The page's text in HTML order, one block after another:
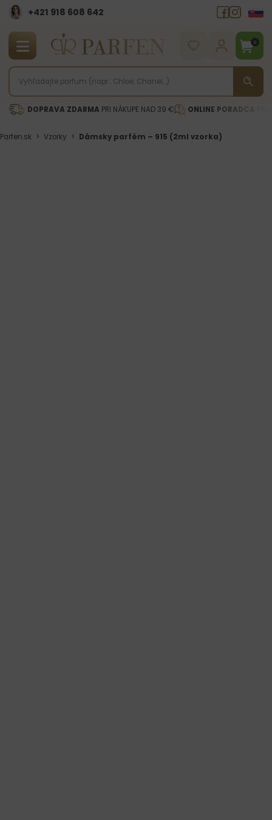
+421 918 608 642‬
0
DOPRAVA ZDARMA PRI NÁKUPE NAD 39 € ONLINE PORADCA
Parfen.sk > Vzorky > Dámsky parfém – 915 (2ml vzorka)